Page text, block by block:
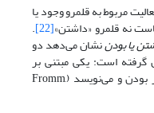
مربوط به قلمرو وجود یا
نه قلمرو «داشتن»[22]
.
یا بودننشان می‌دهد دو
است: یکی مبتنی بر
داشتن و تملک کردن و دیگری مبتنی بر بودن و می‌نویسد (Fromm,